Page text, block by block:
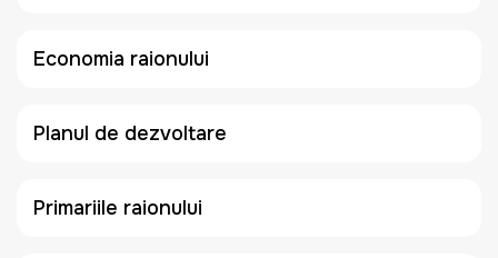
Economia raionului
Planul de dezvoltare
Primariile raionului